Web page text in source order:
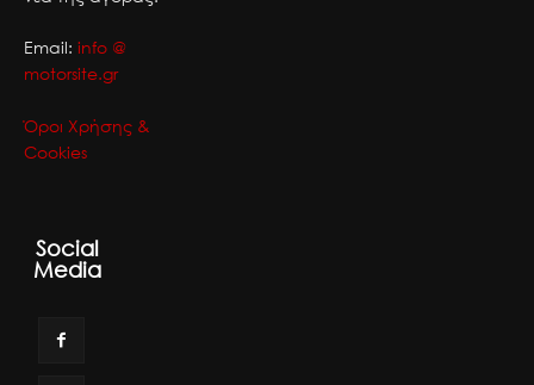
Email: info @
motorsite.gr
Όροι Χρήσης &
Cookies
Social
Media